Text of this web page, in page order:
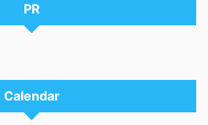
PR
Calendar